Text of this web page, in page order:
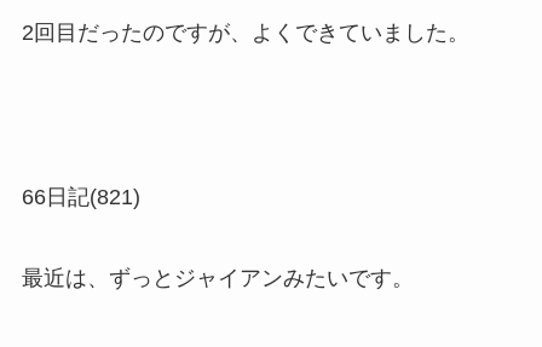
2回目だったのですが、よくできていました。
66日記(821)
最近は、ずっとジャイアンみたいです。